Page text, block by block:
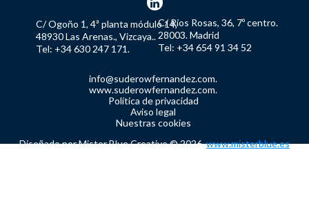
C/ Ogoño 1, 4ª planta módulo 14,
48930 Las Arenas., Vizcaya..
Tel: +34 630 247 171.
C/ Ríos Rosas, 36, 7º centro.
28003. Madrid
Tel: +34 654 91 34 52
info@suderowfernandez.com.
www.suderowfernandez.com.
Política de privacidad
Aviso legal
Nuestras cookies
Diseñado por Mister Blue Creative © 2026.www.misterblue.es